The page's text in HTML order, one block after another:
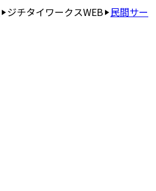
ジチタイワークスWEB 民間サー